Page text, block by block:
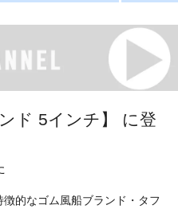
ド 5インチ】 に登
的なゴム風船ブランド・タフ